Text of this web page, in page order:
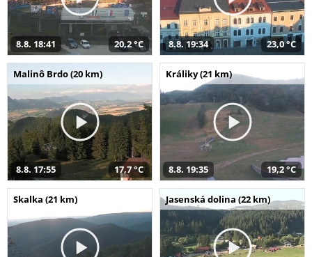
8.8. 18:41 20,2 °C 8.8. 19:34 23,0 °C
Malinô Brdo (20 km)
8.8. 17:55 17,7 °C
Králiky (21 km)
8.8. 19:35 19,2 °C
Skalka (21 km) Jasenská dolina (22 km)